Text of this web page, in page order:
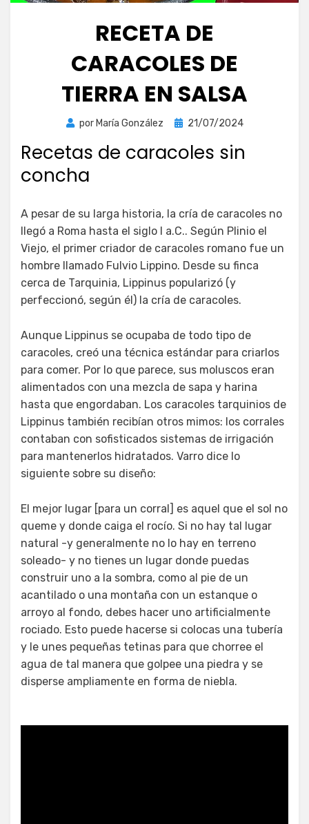
RECETA DE
CARACOLES DE
TIERRA EN SALSA
por María González
Publicada
21/07/2024
Recetas de caracoles sin
concha
A pesar de su larga historia, la cría de caracoles no
llegó a Roma hasta el siglo I a.C.. Según Plinio el
Viejo, el primer criador de caracoles romano fue un
hombre llamado Fulvio Lippino. Desde su finca
cerca de Tarquinia, Lippinus popularizó (y
perfeccionó, según él) la cría de caracoles.
Aunque Lippinus se ocupaba de todo tipo de
caracoles, creó una técnica estándar para criarlos
para comer. Por lo que parece, sus moluscos eran
alimentados con una mezcla de sapa y harina
hasta que engordaban. Los caracoles tarquinios de
Lippinus también recibían otros mimos: los corrales
contaban con sofisticados sistemas de irrigación
para mantenerlos hidratados. Varro dice lo
siguiente sobre su diseño:
El mejor lugar [para un corral] es aquel que el sol no
queme y donde caiga el rocío. Si no hay tal lugar
natural -y generalmente no lo hay en terreno
soleado- y no tienes un lugar donde puedas
construir uno a la sombra, como al pie de un
acantilado o una montaña con un estanque o
arroyo al fondo, debes hacer uno artificialmente
rociado. Esto puede hacerse si colocas una tubería
y le unes pequeñas tetinas para que chorree el
agua de tal manera que golpee una piedra y se
disperse ampliamente en forma de niebla.